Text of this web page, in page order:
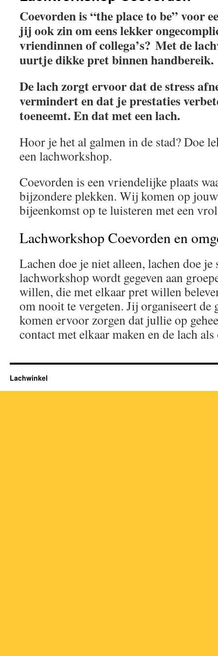
Coevorden is “the place to be” voor
jij ook zin om eens lekker
vriendinnen of collega’s? Met de
uurtje dikke pret binnen handbereik.
De lach zorgt ervoor dat de stress
vermindert en dat je prestaties
toeneemt. En dat met een lach.
Hoor je het al galmen in de stad? Doe
een lachworkshop.
Coevorden is een vriendelijke plaats
bijzondere plekken. Wij komen op
bijeenkomst op te luisteren met een
Lachworkshop Coevorden en
Lachen doe je niet alleen, lachen doe je
lachworkshop wordt gegeven aan
willen, die met elkaar pret willen
om nooit te vergeten. Jij organiseert de
komen ervoor zorgen dat jullie op
contact met elkaar maken en de lach
Lachwinkel